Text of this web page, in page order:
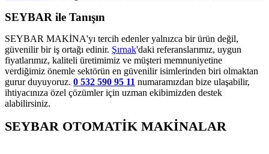
SEYBAR ile Tanışın
SEYBAR MAKİNA'yı tercih edenler yalnızca bir ürün değil,
güvenilir bir iş ortağı edinir. Şırnak'daki referanslarımız, uygun
fiyatlarımız, kaliteli üretimimiz ve müşteri memnuniyetine
verdiğimiz önemle sektörün en güvenilir isimlerinden biri olmaktan
gurur duyuyoruz. 0 532 590 95 11 numaramızdan bize ulaşabilir,
ihtiyacınıza özel çözümler için uzman ekibimizden destek
alabilirsiniz.
SEYBAR OTOMATİK MAKİNALAR